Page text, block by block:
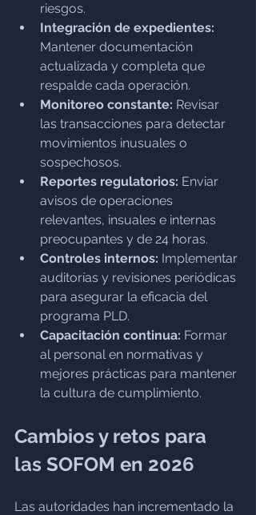
riesgos.
Integración de expedientes:
Mantener documentación
actualizada y completa que
respalde cada operación.
Monitoreo constante: Revisar
las transacciones para detectar
movimientos inusuales o
sospechosos.
Reportes regulatorios: Enviar
avisos de operaciones
relevantes, insuales e internas
preocupantes y de 24 horas.
Controles internos: Implementar
auditorías y revisiones periódicas
para asegurar la eficacia del
programa PLD.
Capacitación continua: Formar
al personal en normativas y
mejores prácticas para mantener
la cultura de cumplimiento.
Cambios y retos para
las SOFOM en 2026
Las autoridades han incrementado la